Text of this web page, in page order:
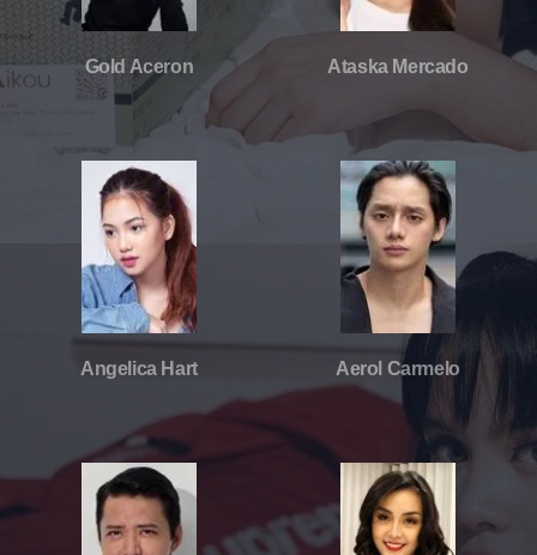
Gold Aceron Ataska Mercado
Angelica Hart Aerol Carmelo